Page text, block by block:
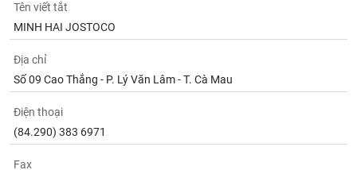
Tên viết tắt
MINH HAI JOSTOCO
Địa chỉ
Số 09 Cao Thắng - P. Lý Văn Lâm - T. Cà Mau
Điện thoại
(84.290) 383 6971
Fax